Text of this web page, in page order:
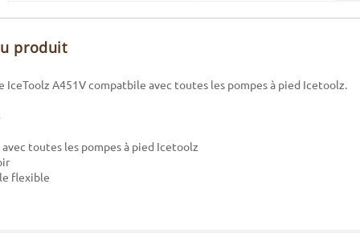
produit
IceToolz A451V compatbile avec toutes les pompes à pied Icetoolz.
toutes les pompes à pied Icetoolz
flexible